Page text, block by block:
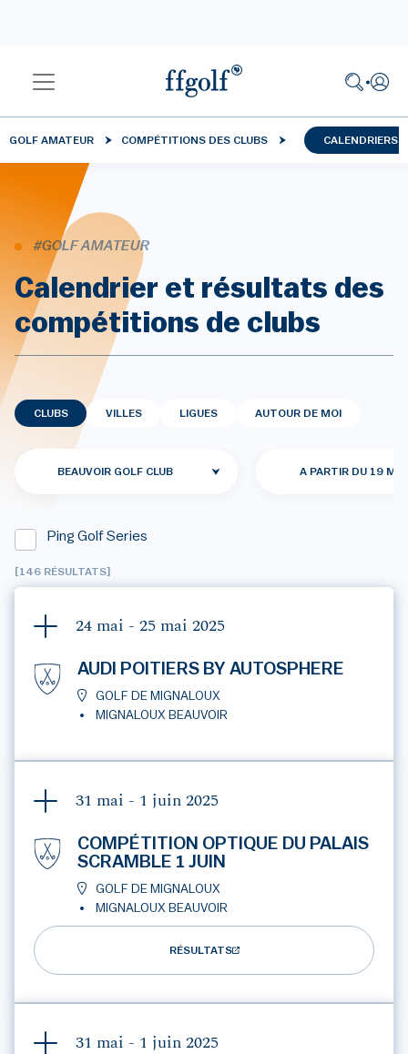
GOLF AMATEUR COMPÉTITIONS DES CLUBS CALENDRIERS
#GOLF AMATEUR
Calendrier et résultats des
compétitions de clubs
CLUBS VILLES LIGUES AUTOUR DE MOI
BEAUVOIR GOLF CLUB A PARTIR DU 19
Ping Golf Series
[146 RÉSULTATS]
24 mai - 25 mai 2025
AUDI POITIERS BY AUTOSPHERE
GOLF DE MIGNALOUX
MIGNALOUX BEAUVOIR
31 mai - 1 juin 2025
COMPÉTITION OPTIQUE DU PALAIS
SCRAMBLE 1 JUIN
GOLF DE MIGNALOUX
MIGNALOUX BEAUVOIR
RÉSULTATS
31 mai - 1 juin 2025